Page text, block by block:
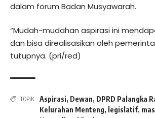
dalam forum Badan Musyawarah.
“Mudah-mudahan aspirasi ini
dan bisa direalisasikan oleh
tutupnya. (pri/red)
TOPIK Aspirasi, Dewan, DPRD Palangka
Kelurahan Menteng, legislatif,